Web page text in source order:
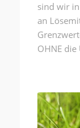
sind wir
an
OHNE